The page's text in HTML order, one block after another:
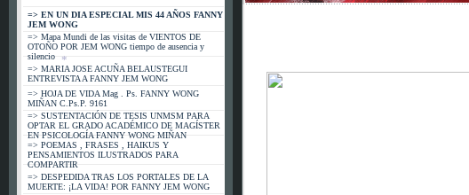
=> EN UN DIA ESPECIAL MIS 44 AÑOS FANNY
JEM WONG
=> Mapa Mundi de las visitas de VIENTOS DE
OTOÑO POR JEM WONG tiempo de ausencia y
silencio
=> MARIA JOSE ACUÑA BELAUSTEGUI
ENTREVISTA A FANNY JEM WONG
=> HOJA DE VIDA Mag . Ps. FANNY WONG
MIÑAN C.Ps.P. 9161
=> SUSTENTACIÓN DE TESIS UNMSM PARA
OPTAR EL GRADO ACADÉMICO DE MAGÍSTER
EN PSICOLOGÍA FANNY WONG MIÑAN
=> POEMAS , FRASES , HAIKUS Y
PENSAMIENTOS ILUSTRADOS PARA
COMPARTIR
=> DESPEDIDA TRAS LOS PORTALES DE LA
MUERTE: ¡LA VIDA! POR FANNY JEM WONG
*
*